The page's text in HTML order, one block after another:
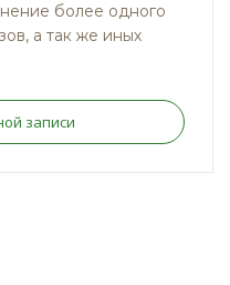
более одного
а так же иных
записи